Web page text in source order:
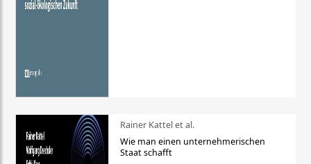
Rainer Kattel et al.
Wie man einen unternehmerischen
Staat schafft